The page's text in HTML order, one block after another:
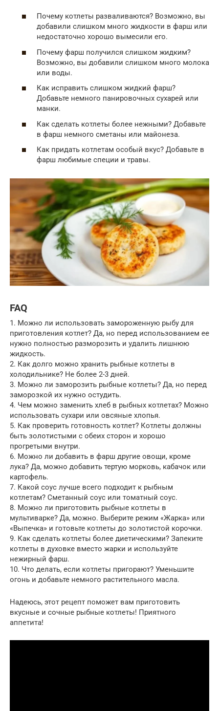
Почему котлеты разваливаются? Возможно, вы
добавили слишком много жидкости в фарш или
недостаточно хорошо вымесили его.
Почему фарш получился слишком жидким?
Возможно, вы добавили слишком много молока
или воды.
Как исправить слишком жидкий фарш?
Добавьте немного панировочных сухарей или
манки.
Как сделать котлеты более нежными? Добавьте
в фарш немного сметаны или майонеза.
Как придать котлетам особый вкус? Добавьте в
фарш любимые специи и травы.
FAQ
1. Можно ли использовать замороженную рыбу для
приготовления котлет? Да, но перед использованием ее
нужно полностью разморозить и удалить лишнюю
жидкость.
2. Как долго можно хранить рыбные котлеты в
холодильнике? Не более 2-3 дней.
3. Можно ли заморозить рыбные котлеты? Да, но перед
заморозкой их нужно остудить.
4. Чем можно заменить хлеб в рыбных котлетах? Можно
использовать сухари или овсяные хлопья.
5. Как проверить готовность котлет? Котлеты должны
быть золотистыми с обеих сторон и хорошо
прогретыми внутри.
6. Можно ли добавить в фарш другие овощи, кроме
лука? Да, можно добавить тертую морковь, кабачок или
картофель.
7. Какой соус лучше всего подходит к рыбным
котлетам? Сметанный соус или томатный соус.
8. Можно ли приготовить рыбные котлеты в
мультиварке? Да, можно. Выберите режим «Жарка» или
«Выпечка» и готовьте котлеты до золотистой корочки.
9. Как сделать котлеты более диетическими? Запеките
котлеты в духовке вместо жарки и используйте
нежирный фарш.
10. Что делать, если котлеты пригорают? Уменьшите
огонь и добавьте немного растительного масла.
Надеюсь, этот рецепт поможет вам приготовить
вкусные и сочные рыбные котлеты! Приятного
аппетита!